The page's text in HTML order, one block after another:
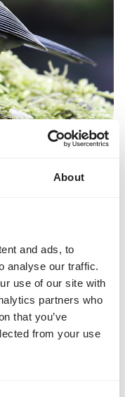
About
and ads, to
analyse our traffic.
use of our site with
partners who
that you’ve
from your use
voeren, ook